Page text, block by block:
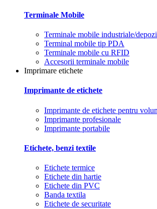
Terminale Mobile
Terminale mobile industriale/
Terminal mobile tip PDA
Terminale mobile cu RFID
Accesorii terminale mobile
Imprimare etichete
Imprimante de etichete
Imprimante de etichete pentru
Imprimante profesionale
Imprimante portabile
Etichete, benzi textile
Etichete termice
Etichete din hartie
Etichete din PVC
Banda textila
Etichete de securitate